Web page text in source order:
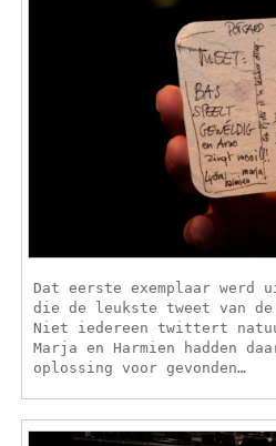
Dat eerste exemplaar werd
die de leukste tweet van de
Niet iedereen twittert
Marja en Harmien hadden
oplossing voor gevonden…